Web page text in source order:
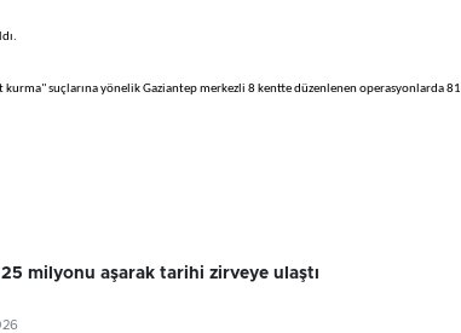
kurma" suçlarına yönelik Gaziantep merkezli 8 kentte düzenlenen operasyonlarda 81
25 milyonu aşarak tarihi zirveye ulaştı